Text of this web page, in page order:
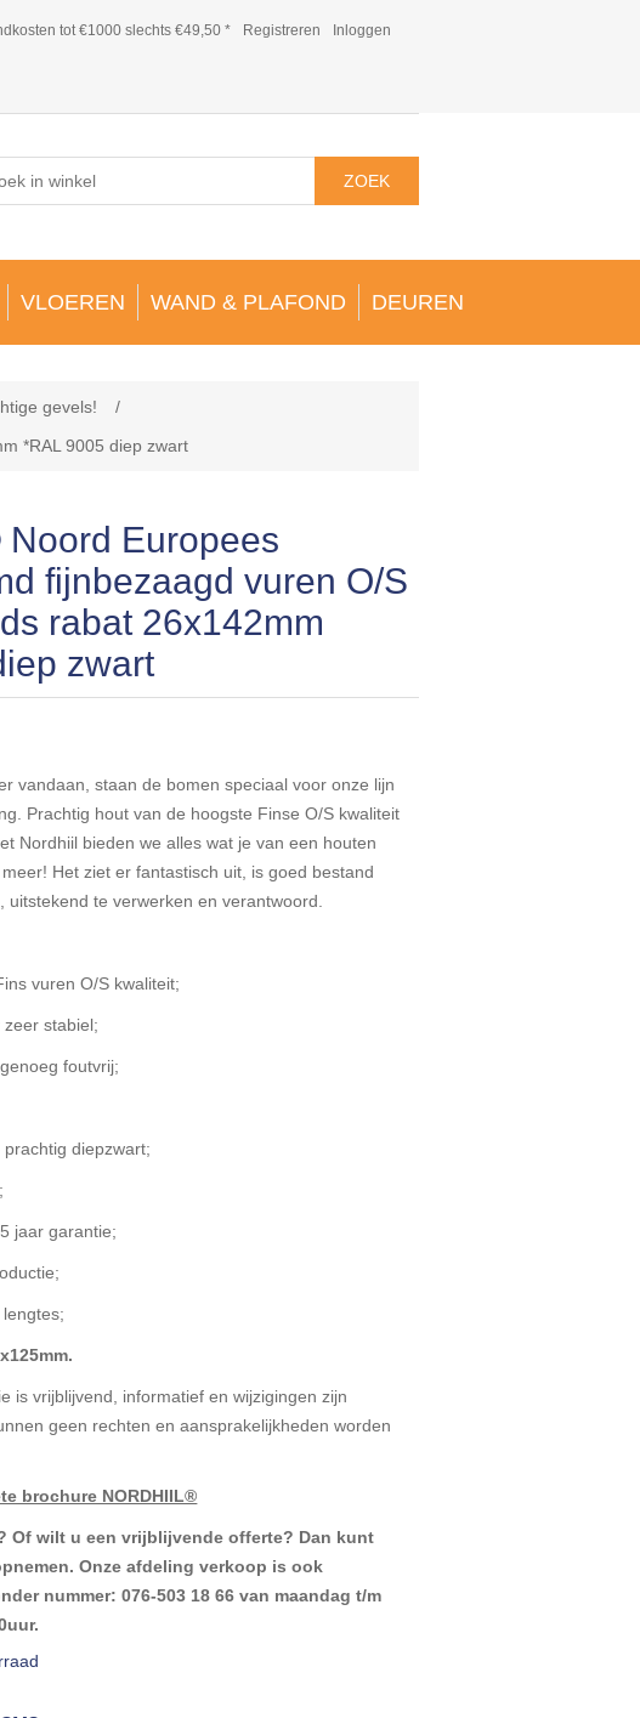
tot €1000 slechts €49,50 * Registreren Inloggen
ZOEK
VLOEREN WAND & PLAFOND DEUREN
gevels!
/
*RAL 9005 diep zwart
Europees
fijnbezaagd vuren O/S
rabat 26x142mm
zwart
vandaan, staan de bomen speciaal voor onze lijn
Prachtig hout van de hoogste Finse O/S kwaliteit
Nordhiil bieden we alles wat je van een houten
Het ziet er fantastisch uit, is goed bestand
te verwerken en verantwoord.
vuren O/S kwaliteit;
stabiel;
foutvrij;
diepzwart;
jaar garantie;
is vrijblijvend, informatief en wijzigingen zijn
geen rechten en aansprakelijkheden worden
brochure NORDHIIL®
Of wilt u een vrijblijvende offerte? Dan kunt
Onze afdeling verkoop is ook
nummer: 076-503 18 66 van maandag t/m